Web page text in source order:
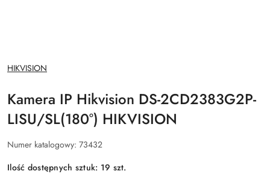
NAZWA
PRODUCENTA:
HIKVISION
Kamera IP Hikvision DS-2CD2383G2P-
LISU/SL(180°) HIKVISION
Numer katalogowy: 73432
Ilość dostępnych sztuk: 19 szt.